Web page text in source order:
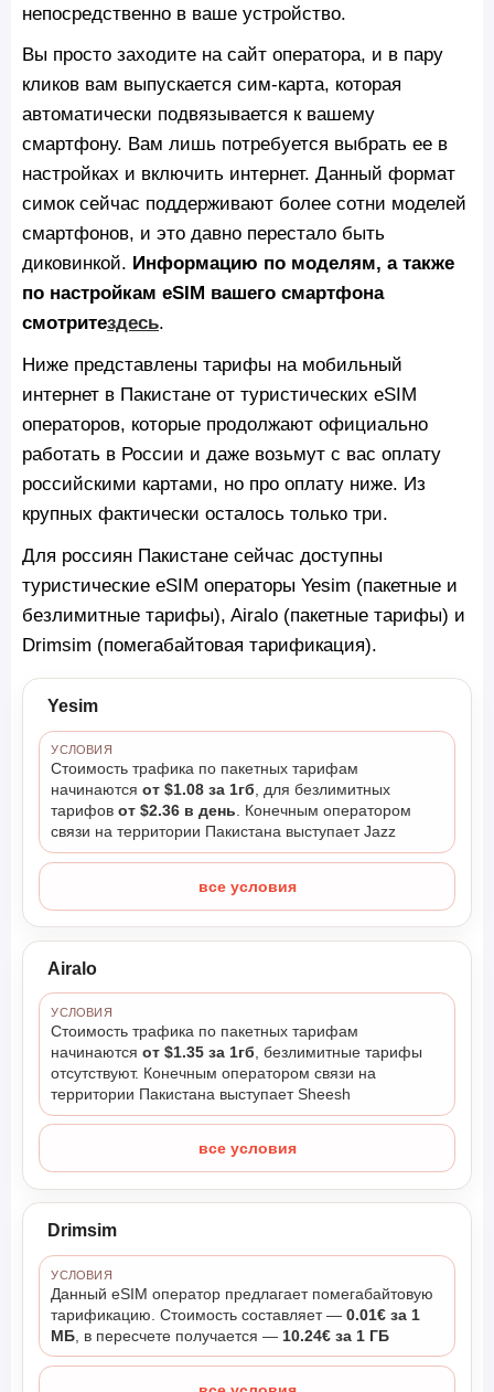
непосредственно в ваше устройство.
Вы просто заходите на сайт оператора, и в пару
кликов вам выпускается сим-карта, которая
автоматически подвязывается к вашему
смартфону. Вам лишь потребуется выбрать ее в
настройках и включить интернет. Данный формат
симок сейчас поддерживают более сотни моделей
смартфонов, и это давно перестало быть
диковинкой. Информацию по моделям, а также
по настройкам eSIM вашего смартфона
смотритездесь.
Ниже представлены тарифы на мобильный
интернет в Пакистане от туристических eSIM
операторов, которые продолжают официально
работать в России и даже возьмут с вас оплату
российскими картами, но про оплату ниже. Из
крупных фактически осталось только три.
Для россиян Пакистане сейчас доступны
туристические eSIM операторы Yesim (пакетные и
безлимитные тарифы), Airalo (пакетные тарифы) и
Drimsim (помегабайтовая тарификация).
Yesim
УСЛОВИЯ
Стоимость трафика по пакетных тарифам
начинаютсяот $1.08 за 1гб, для безлимитных
тарифовот $2.36 в день. Конечным оператором
связи на территории Пакистана выступает Jazz
все условия
Airalo
УСЛОВИЯ
Стоимость трафика по пакетных тарифам
начинаютсяот $1.35 за 1гб , безлимитные тарифы
отсутствуют. Конечным оператором связи на
территории Пакистана выступает Sheesh
все условия
Drimsim
УСЛОВИЯ
Данный eSIM оператор предлагает помегабайтовую
тарификацию. Стоимость составляет —0.01€ за 1
МБ , в пересчете получается — 10.24€ за 1 ГБ